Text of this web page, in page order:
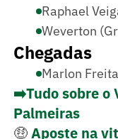
Raphael
Weverton
Chegadas
Marlon
➡️Tudo sobre o
Palmeiras
🤑Aposte na